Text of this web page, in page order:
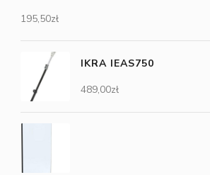
195,50zł
IKRA IEAS750
489,00zł